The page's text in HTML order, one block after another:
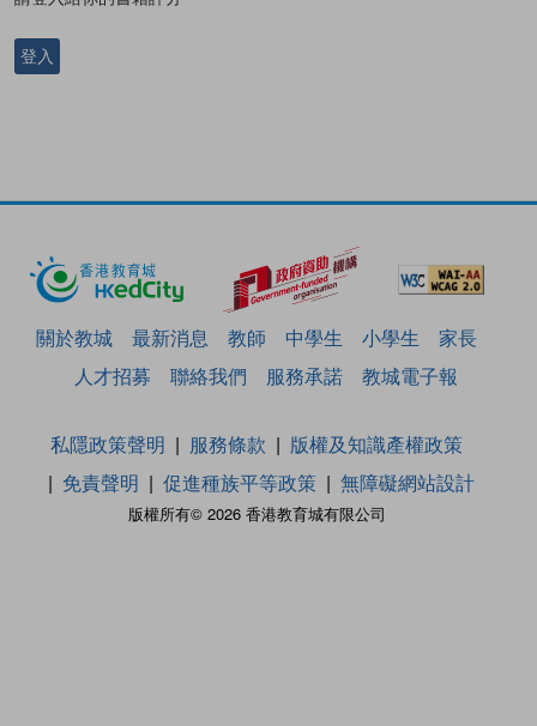
登入
關於教城 最新消息 教師 中學生 小學生
家長
人才招募
聯絡我們 服務承諾 教城電子報
版權所有© 2026 香港教育城有限公司
私隱政策聲明 服務條款
版權及知識產權政策
免責聲明
促進種族平等政策 無障礙網站設計